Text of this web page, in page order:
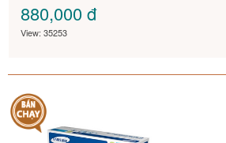
880,000đ
View: 35253